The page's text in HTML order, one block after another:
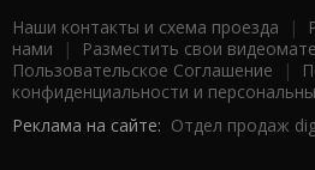
Наши контакты и схема проезда |
нами | Разместить свои
Пользовательское Соглашение |
конфиденциальности и
Реклама на сайте: Отдел продаж